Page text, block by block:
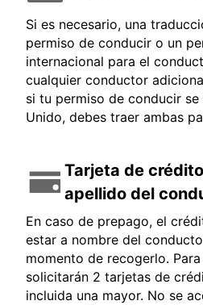
Si es necesario, una
permiso de conducir o un
internacional para el
cualquier conductor
si tu permiso de conducir se
Unido, debes traer ambas
Tarjeta de
apellido del
En caso de prepago, el
estar a nombre del
momento de recogerlo.
solicitarán 2 tarjetas de
incluida una mayor. No se